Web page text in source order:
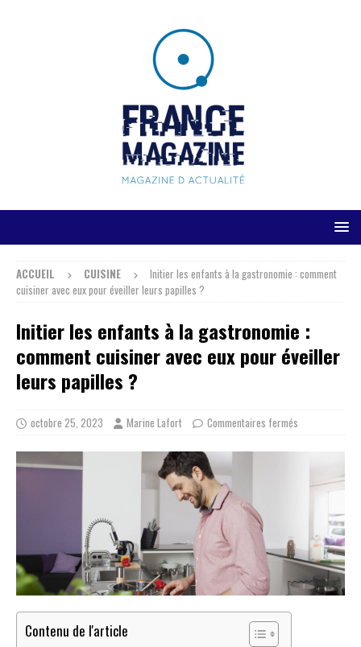
ACCUEIL CUISINE
Initier les enfants à la gastronomie : comment
cuisiner avec eux pour éveiller leurs papilles ?
Initier les enfants à la gastronomie :
comment cuisiner avec eux pour éveiller
leurs papilles ?
octobre 25, 2023 Marine Lafort Commentaires fermés
Contenu de l'article